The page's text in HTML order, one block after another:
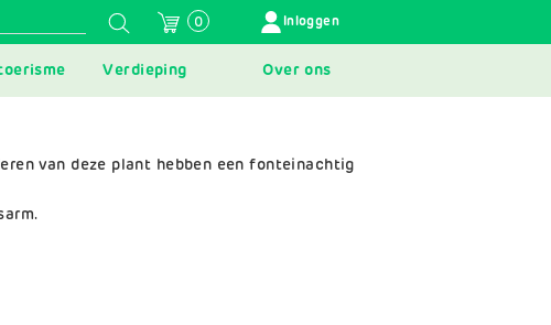
0 GEBRUIKERSMENU
Inloggen
Verdieping Over ons
van deze plant hebben een fonteinachtig